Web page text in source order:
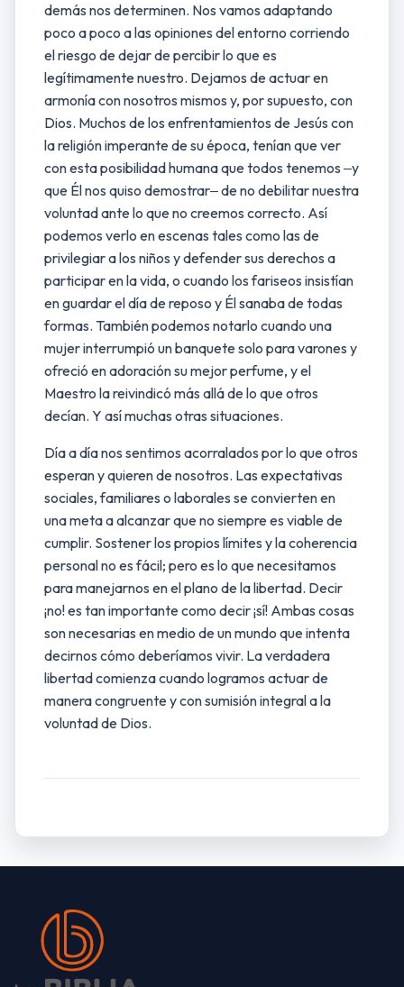
demás nos determinen. Nos vamos adaptando
poco a poco a las opiniones del entorno corriendo
el riesgo de dejar de percibir lo que es
legítimamente nuestro. Dejamos de actuar en
armonía con nosotros mismos y, por supuesto, con
Dios. Muchos de los enfrentamientos de Jesús con
la religión imperante de su época, tenían que ver
con esta posibilidad humana que todos tenemos ‒y
que Él nos quiso demostrar‒ de no debilitar nuestra
voluntad ante lo que no creemos correcto. Así
podemos verlo en escenas tales como las de
privilegiar a los niños y defender sus derechos a
participar en la vida, o cuando los fariseos insistían
en guardar el día de reposo y Él sanaba de todas
formas. También podemos notarlo cuando una
mujer interrumpió un banquete solo para varones y
ofreció en adoración su mejor perfume, y el
Maestro la reivindicó más allá de lo que otros
decían. Y así muchas otras situaciones.
Día a día nos sentimos acorralados por lo que otros
esperan y quieren de nosotros. Las expectativas
sociales, familiares o laborales se convierten en
una meta a alcanzar que no siempre es viable de
cumplir. Sostener los propios límites y la coherencia
personal no es fácil; pero es lo que necesitamos
para manejarnos en el plano de la libertad. Decir
¡no! es tan importante como decir ¡sí! Ambas cosas
son necesarias en medio de un mundo que intenta
decirnos cómo deberíamos vivir. La verdadera
libertad comienza cuando logramos actuar de
manera congruente y con sumisión integral a la
voluntad de Dios.